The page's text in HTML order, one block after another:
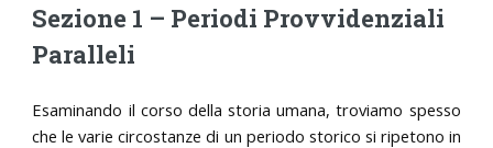
Sezione 1 – Periodi Provvidenziali
Paralleli
Esaminando il corso della storia umana, troviamo spesso
che le varie circostanze di un periodo storico si ripetono in